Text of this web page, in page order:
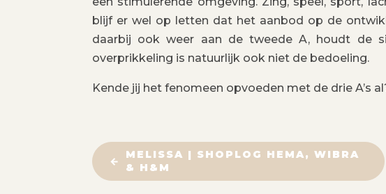
blijf er wel op letten dat het aanbod op de
daarbij ook weer aan de tweede A, houdt de
overprikkeling is natuurlijk ook niet de bedoeling.
Kende jij het fenomeen opvoeden met de drie A’s
B
MELISSA | SHOPLOG HEMA, WIBRA
& H&M